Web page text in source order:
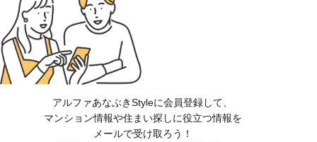
アルファあなぶきStyleに会員登録して、
マンション情報や住まい探しに役立つ情報を
メールで受け取ろう！